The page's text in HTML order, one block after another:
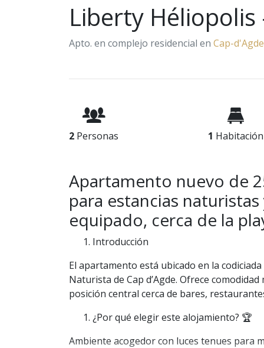
Liberty
Apto. en complejo residencial en Cap-d'Agde
2 Personas 1 Habitación
Apartamento nuevo de
para estancias
equipado, cerca de la
Introducción
El apartamento está ubicado en la
Naturista de Cap d’Agde. Ofrece
posición central cerca de bares,
¿Por qué elegir este alojamiento? 🏆
Ambiente acogedor con luces tenues para